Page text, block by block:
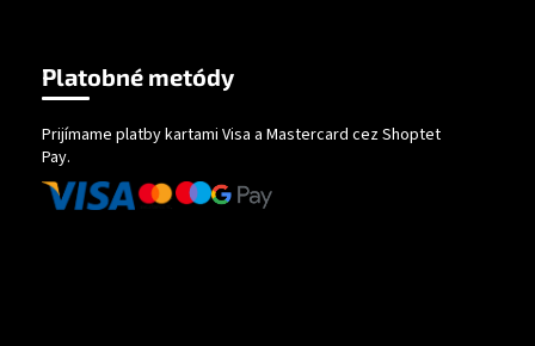
Platobné metódy
Prijímame platby kartami Visa a Mastercard cez Shoptet
Pay.